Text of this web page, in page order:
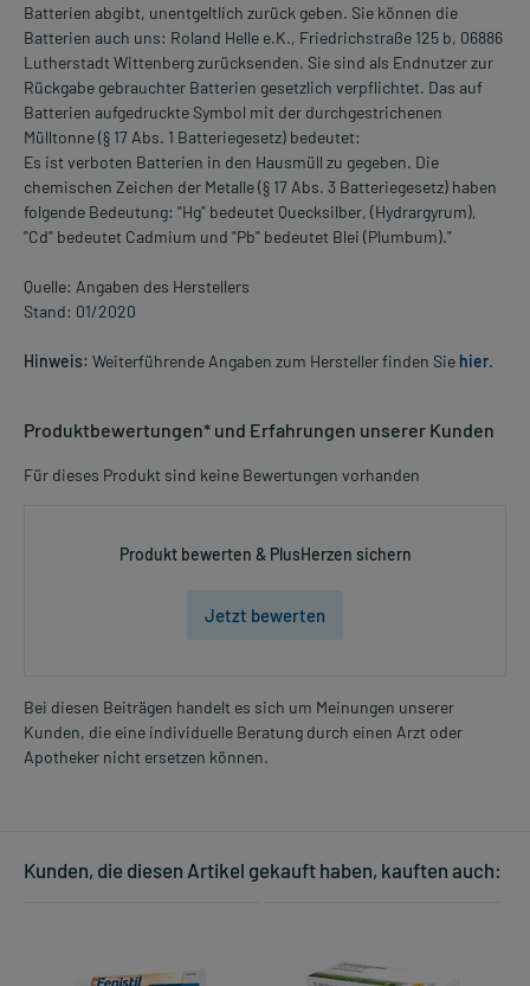
Batterien abgibt, unentgeltlich zurück geben. Sie können die
Batterien auch uns: Roland Helle e.K., Friedrichstraße 125 b, 06886
Lutherstadt Wittenberg zurücksenden. Sie sind als Endnutzer zur
Rückgabe gebrauchter Batterien gesetzlich verpflichtet. Das auf
Batterien aufgedruckte Symbol mit der durchgestrichenen
Mülltonne (§ 17 Abs. 1 Batteriegesetz) bedeutet:
Es ist verboten Batterien in den Hausmüll zu gegeben. Die
chemischen Zeichen der Metalle (§ 17 Abs. 3 Batteriegesetz) haben
folgende Bedeutung: "Hg" bedeutet Quecksilber, (Hydrargyrum),
"Cd" bedeutet Cadmium und "Pb" bedeutet Blei (Plumbum)."
Quelle: Angaben des Herstellers
Stand: 01/2020
Hinweis: Weiterführende Angaben zum Hersteller finden Sie hier.
Produktbewertungen* und Erfahrungen unserer Kunden
Für dieses Produkt sind keine Bewertungen vorhanden
Produkt bewerten & PlusHerzen sichern
Jetzt bewerten
Bei diesen Beiträgen handelt es sich um Meinungen unserer
Kunden, die eine individuelle Beratung durch einen Arzt oder
Apotheker nicht ersetzen können.
Kunden, die diesen Artikel gekauft haben, kauften auch: